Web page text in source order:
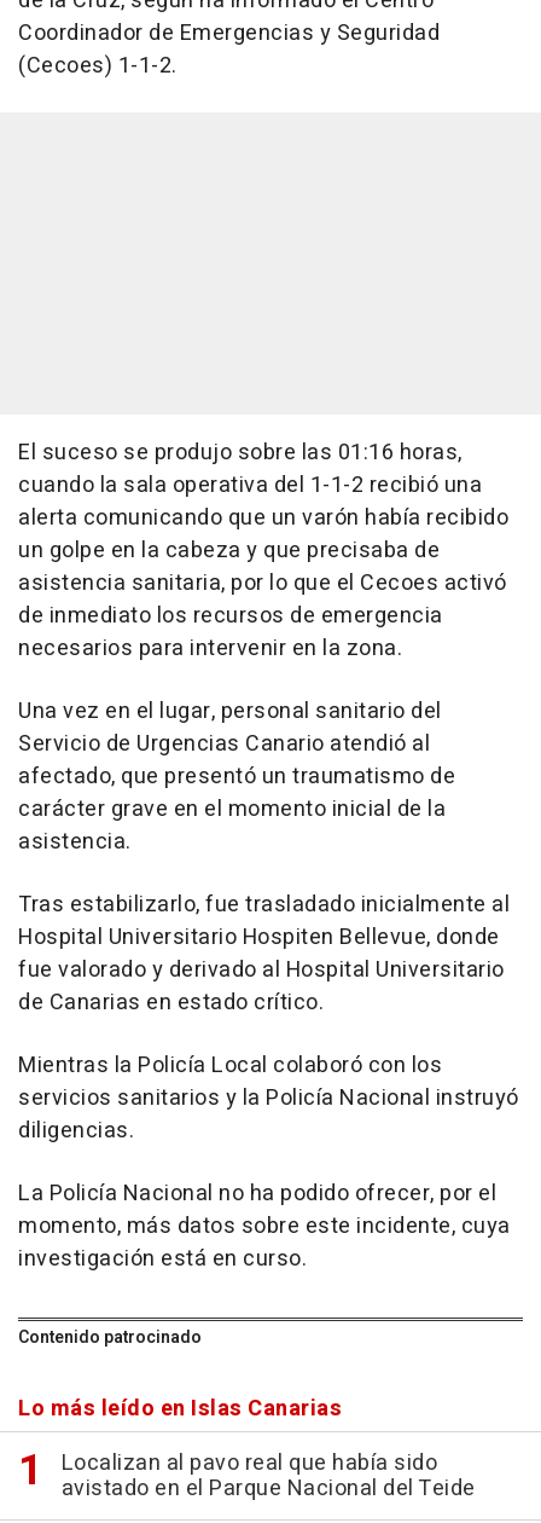
Coordinador de Emergencias y Seguridad
(Cecoes) 1-1-2.
El suceso se produjo sobre las 01:16 horas,
cuando la sala operativa del 1-1-2 recibió una
alerta comunicando que un varón había recibido
un golpe en la cabeza y que precisaba de
asistencia sanitaria, por lo que el Cecoes activó
de inmediato los recursos de emergencia
necesarios para intervenir en la zona.
Una vez en el lugar, personal sanitario del
Servicio de Urgencias Canario atendió al
afectado, que presentó un traumatismo de
carácter grave en el momento inicial de la
asistencia.
Tras estabilizarlo, fue trasladado inicialmente al
Hospital Universitario Hospiten Bellevue, donde
fue valorado y derivado al Hospital Universitario
de Canarias en estado crítico.
Mientras la Policía Local colaboró con los
servicios sanitarios y la Policía Nacional instruyó
diligencias.
La Policía Nacional no ha podido ofrecer, por el
momento, más datos sobre este incidente, cuya
investigación está en curso.
Contenido patrocinado
Lo más leído en Islas Canarias
Localizan al pavo real que había sido
avistado en el Parque Nacional del Teide